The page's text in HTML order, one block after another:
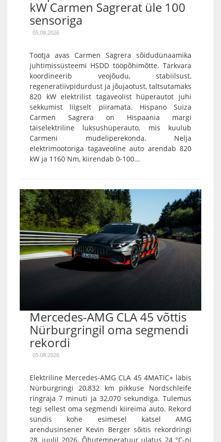
kW Carmen Sagrerat üle 100
sensoriga
05.08.2026
Tootja avas Carmen Sagrera sõidudünaamika
juhtimissüsteemi HSDD tööpõhimõtte. Tarkvara
koordineerib veojõudu, stabiilsust,
regeneratiivpidurdust ja jõujaotust, taltsutamaks
820 kW elektrilist tagaveolist hüperautot juhi
sekkumist liigselt piiramata. Hispano Suiza
Carmen Sagrera on Hispaania margi
täiselektriline luksushüperauto, mis kuulub
Carmeni mudeliperekonda. Nelja
elektrimootoriga tagaveoline auto arendab 820
kW ja 1160 Nm, kiirendab 0-100...
Mercedes-AMG CLA 45 võttis
Nürburgringil oma segmendi
rekordi
05.08.2026
Elektriline Mercedes-AMG CLA 45 4MATIC+ läbis
Nürburgringi 20,832 km pikkuse Nordschleife
ringraja 7 minuti ja 32,070 sekundiga. Tulemus
tegi sellest oma segmendi kiireima auto. Rekord
sündis kohe esimesel katsel AMG
arendusinsener Kevin Berger sõitis rekordringi
28. juulil 2026. Õhutemperatuur ulatus 24 °C-ni